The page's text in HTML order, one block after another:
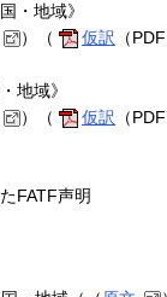
・地域》
）（ 仮訳 （
地域》
）（ 仮訳 （
FATF声明